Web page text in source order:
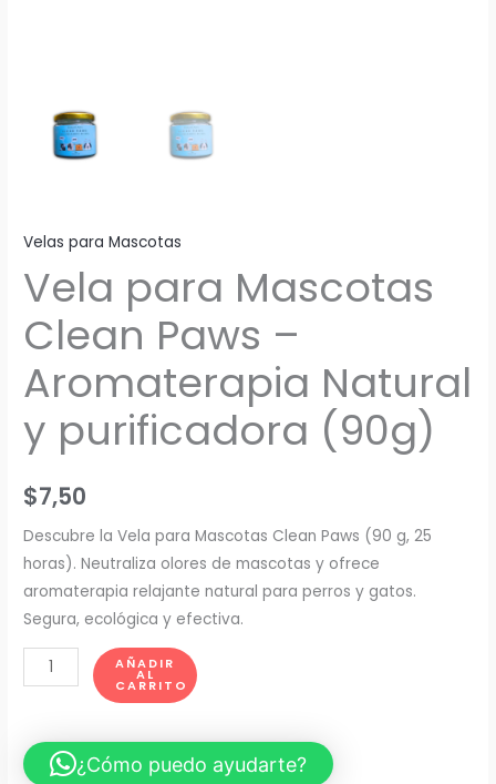
Velas para Mascotas
Vela para Mascotas
Clean Paws –
Aromaterapia Natural
y purificadora (90g)
$7,50
Descubre la Vela para Mascotas Clean Paws (90 g, 25
horas). Neutraliza olores de mascotas y ofrece
aromaterapia relajante natural para perros y gatos.
Segura, ecológica y efectiva.
Vela
para
Clean
Paws
AÑADIR
AL
CARRITO
¿Cómo puedo ayudarte?